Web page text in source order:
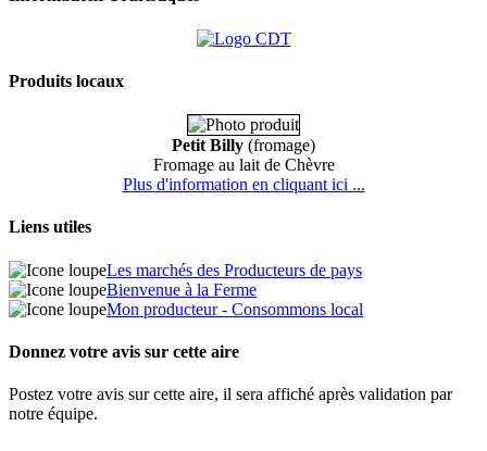
Produits locaux
Petit Billy (fromage)
Fromage au lait de Chèvre
Plus d'information en cliquant ici ...
Liens utiles
Les marchés des Producteurs de pays
Bienvenue à la Ferme
Mon producteur - Consommons local
Donnez votre avis sur cette aire
Postez votre avis sur cette aire, il sera affiché après validation par
notre équipe.